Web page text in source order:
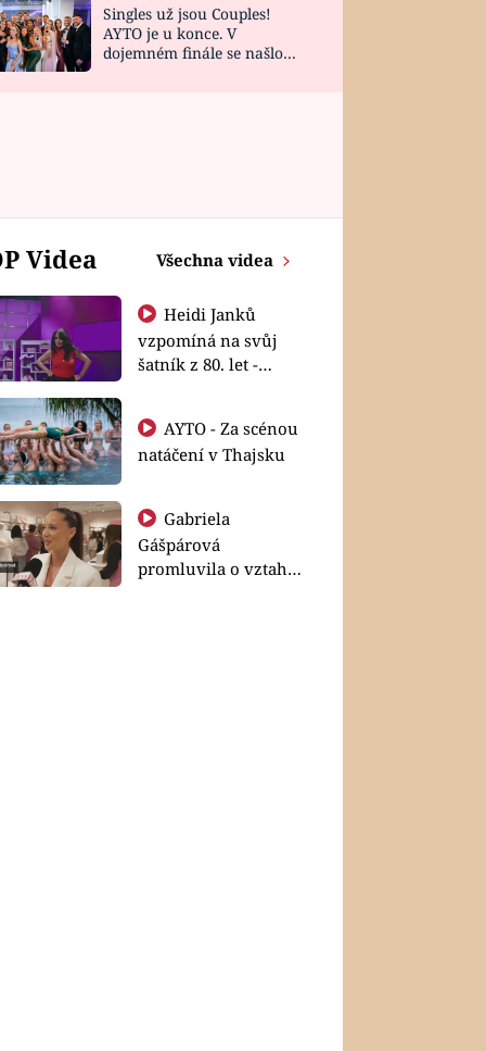
Singles už jsou Couples!
AYTO je u konce. V
dojemném finále se našlo
Videa Všechna videa
Heidi Janků
vzpomíná na svůj
šatník z 80. let -
natáčení v Thajsku
Gabriela
Gášpárová
promluvila o vztahu